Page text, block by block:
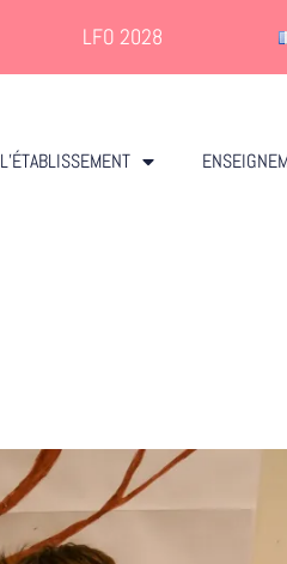
LFO 2028
L’ÉTABLISSEMENT